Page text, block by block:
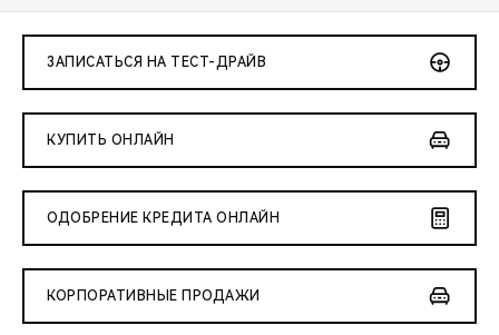
ЗАПИСАТЬСЯ НА ТЕСТ-ДРАЙВ
КУПИТЬ ОНЛАЙН
ОДОБРЕНИЕ КРЕДИТА ОНЛАЙН
КОРПОРАТИВНЫЕ ПРОДАЖИ